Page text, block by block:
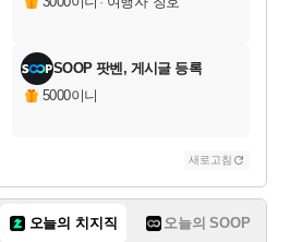
SOOP 팟벤, 게시글 등록
5000이니
새로고침
오늘의 치지직 오늘의 SOOP